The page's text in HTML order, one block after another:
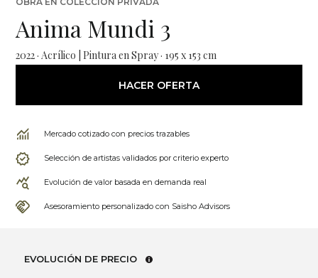
Anima Mundi 3
2022 · Acrílico | Pintura en Spray · 195 x 153 cm
HACER OFERTA
Mercado cotizado con precios trazables
Selección de artistas validados por criterio experto
Evolución de valor basada en demanda real
Asesoramiento personalizado con Saisho Advisors
EVOLUCIÓN DE PRECIO